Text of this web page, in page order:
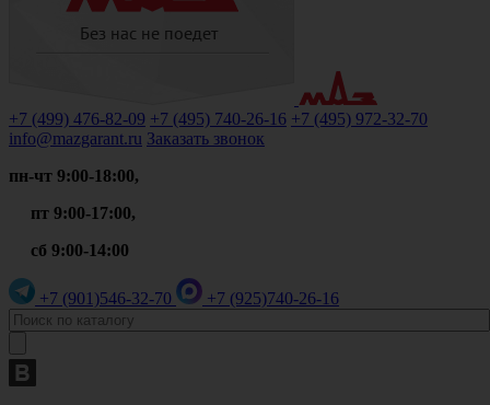
+7 (499) 476-82-09 +7 (495) 740-26-16 +7 (495) 972-32-70
info@mazgarant.ru Заказать звонок
пн-чт 9:00-18:00,
пт 9:00-17:00,
сб 9:00-14:00
+7 (901)546-32-70 +7 (925)740-26-16